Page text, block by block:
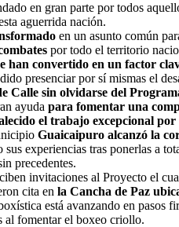
en gran parte por todos
aguerrida nación.
en un asunto común
por todo el territorio
han convertido en un factor
presenciar por sí mismas el
Calle sin olvidarse del
ayuda para fomentar una
el trabajo excepcional por
Guaicaipuro alcanzó la
experiencias tras ponerlas a
precedentes.
invitaciones al Proyecto el
cita en la Cancha de Paz
está avanzando en pasos
al fomentar el boxeo criollo.